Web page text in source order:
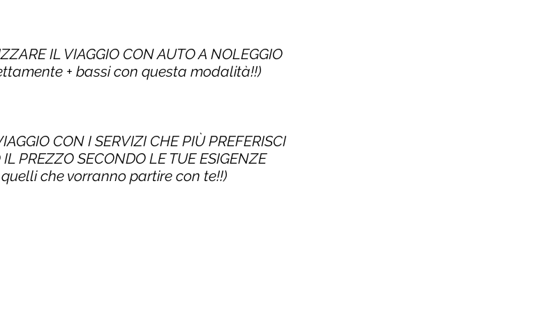
IL VIAGGIO CON AUTO A NOLEGGIO
+ bassi con questa modalità!!)
CON I SERVIZI CHE PIÙ PREFERISCI
PREZZO SECONDO LE TUE ESIGENZE
che vorranno partire con te!!)